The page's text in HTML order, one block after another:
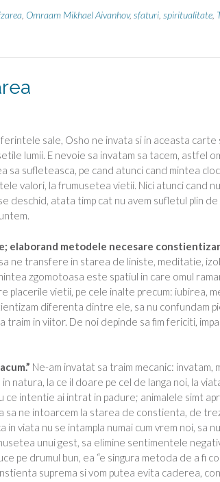
Omraam Mikhael Aivanhov, sfaturi spiritualitate
sale, Osho ne invata si in aceasta carte
lumii. E nevoie sa invatam sa tacem, astfel
sa sufleteasca, pe cand atunci cand mintea
valori, la frumusetea vietii. Nici atunci cand
deschid, atata timp cat nu avem sufletul plin
elaborand metodele necesare
ne transfere in starea de liniste, meditatie,
zgomotoasa este spatiul in care omul
placerile vietii, pe cele inalte precum: iubirea,
diferenta dintre ele, sa nu confundam
traim in viitor. De noi depinde sa fim fericiti,
Ne-am invatat sa traim mecanic: invatam,
natura, la ce il doare pe cel de langa noi, la
ce intentie ai intrat in padure; animalele simt
ne intoarcem la starea de constienta, de
in viata nu se intampla numai cum vrem noi, sa
unui gest, sa elimine sentimentele
pe drumul bun, ea “e singura metoda de a fi
suprema si vom putea evita caderea,